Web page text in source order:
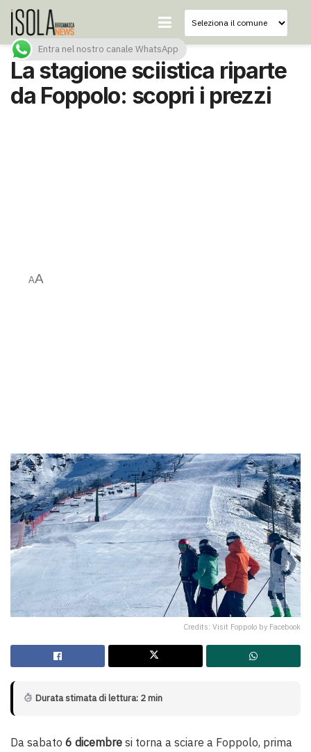
La stagione sciistica riparte
da Foppolo: scopri i prezzi
AA
Credits: Visit Foppolo by Facebook
Durata stimata di lettura: 2 min
Da sabato 6 dicembre si torna a sciare a Foppolo, prima
Entra nel nostro canale WhatsApp